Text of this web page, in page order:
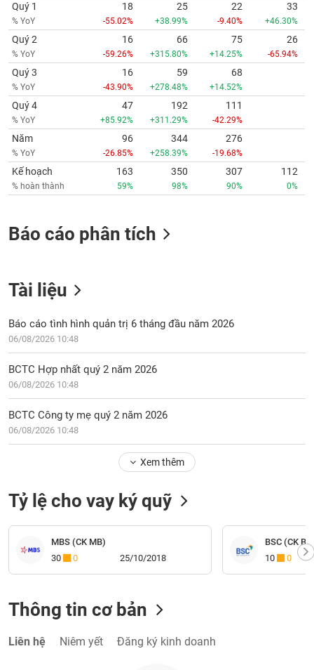
Quý 1
% YoY
18
-55.02%
25
+38.99%
22
-9.40%
33
+46.30%
Quý 2
% YoY
16
-59.26%
66
+315.80%
75
+14.25%
26
-65.94%
Quý 3
% YoY
16
-43.90%
59
+278.48%
68
+14.52%
Quý 4
% YoY
47
+85.92%
192
+311.29%
111
-42.29%
Năm
% YoY
96
-26.85%
344
+258.39%
276
-19.68%
Kế hoạch
% hoàn thành
163
59%
350
98%
307
90%
112
0%
Báo cáo phân tích
Tài liệu
Báo cáo tình hình quản trị 6 tháng đầu năm 2026
06/08/2026 10:48
BCTC Hợp nhất quý 2 năm 2026
06/08/2026 10:48
BCTC Công ty mẹ quý 2 năm 2026
06/08/2026 10:48
Xem thêm
Tỷ lệ cho vay ký quỹ
MBS (CK MB)
30
0 25/10/2018
BSC (CK
10
0
Thông tin cơ bản
Liên hệ Niêm yết Đăng ký kinh doanh